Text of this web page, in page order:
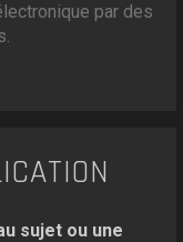
par des
sujet ou une